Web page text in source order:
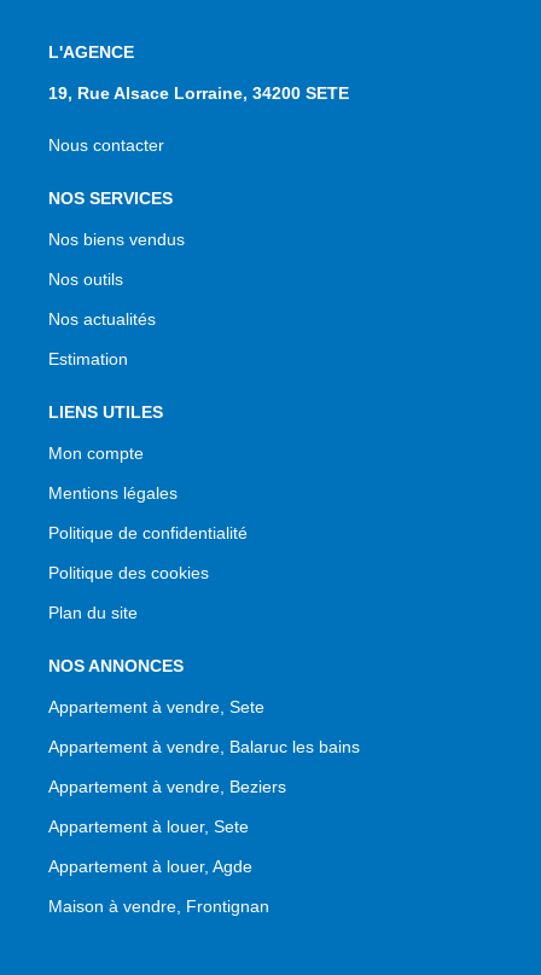
L'AGENCE
19, Rue Alsace Lorraine, 34200 SETE
Nous contacter
NOS SERVICES
Nos biens vendus
Nos outils
Nos actualités
Estimation
LIENS UTILES
Mon compte
Mentions légales
Politique de confidentialité
Politique des cookies
Plan du site
NOS ANNONCES
Appartement à vendre, Sete
Appartement à vendre, Balaruc les bains
Appartement à vendre, Beziers
Appartement à louer, Sete
Appartement à louer, Agde
Maison à vendre, Frontignan